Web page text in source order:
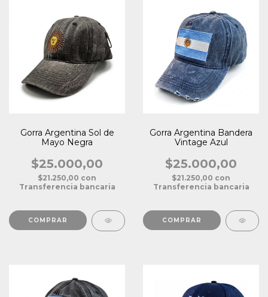
Gorra Argentina Sol de
Mayo Negra
$25.000,00
$21.250,00 con
Transferencia bancaria
Gorra Argentina Bandera
Vintage Azul
$25.000,00
$21.250,00 con
Transferencia bancaria